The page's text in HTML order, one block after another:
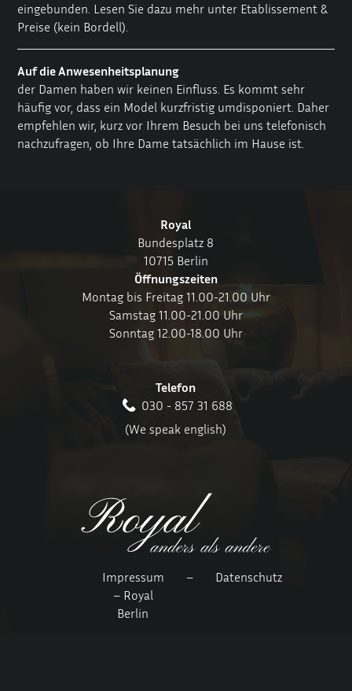
eingebunden. Lesen Sie dazu mehr unter Etablissement &
Preise (kein Bordell).
Auf die Anwesenheitsplanung
der Damen haben wir keinen Einfluss. Es kommt sehr
häufig vor, dass ein Model kurzfristig umdisponiert. Daher
empfehlen wir, kurz vor Ihrem Besuch bei uns telefonisch
nachzufragen, ob Ihre Dame tatsächlich im Hause ist.
Royal
Bundesplatz 8
10715 Berlin
Öffnungszeiten
Montag bis Freitag 11.00-21.00 Uhr
Samstag 11.00-21.00 Uhr
Sonntag 12.00-18.00 Uhr
Telefon
030 - 857 31 688
(We speak english)
Impressum
– Royal
Berlin
– Datenschutz